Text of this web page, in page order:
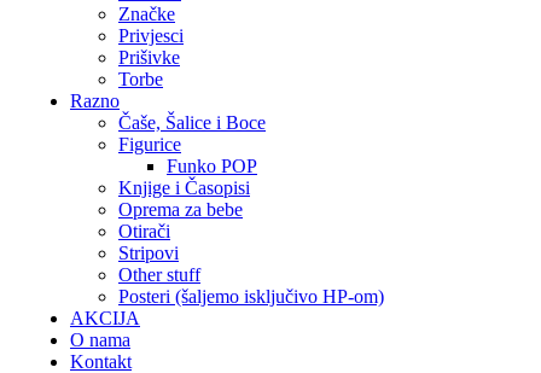
Značke
Privjesci
Prišivke
Torbe
Razno
Čaše, Šalice i Boce
Figurice
Funko POP
Knjige i Časopisi
Oprema za bebe
Otirači
Stripovi
Other stuff
Posteri (šaljemo isključivo HP-om)
AKCIJA
O nama
Kontakt